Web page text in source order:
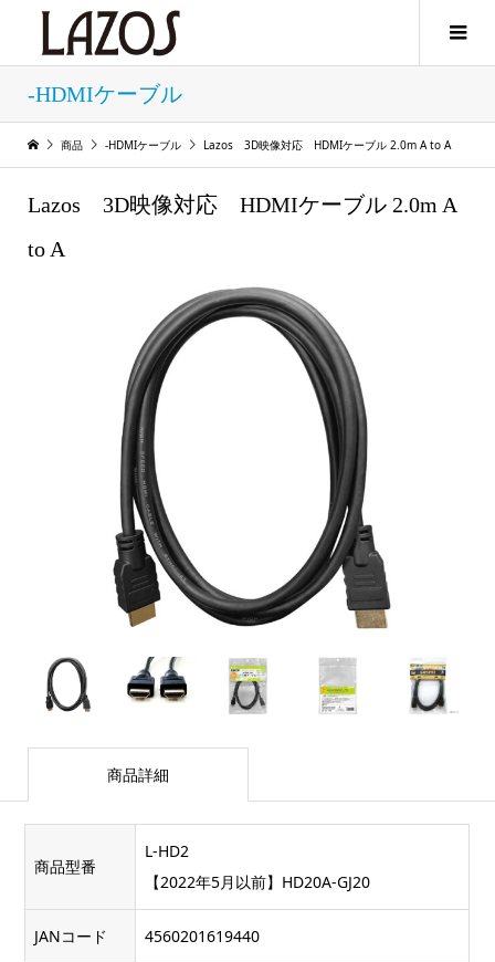
-HDMIケーブル
商品 -HDMIケーブル Lazos 3D映像対応 HDMIケーブル 2.0m A to A
Lazos 3D映像対応 HDMIケーブル 2.0m A
to A
商品詳細
商品型番
L-HD2
【2022年5月以前】HD20A-GJ20
JANコード 4560201619440